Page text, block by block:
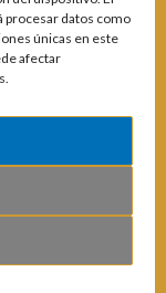
procesar datos como
únicas en este
afectar